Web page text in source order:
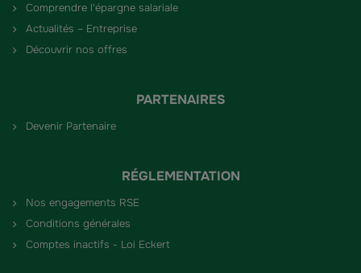
Comprendre l'épargne salariale
Actualités – Entreprise
Découvrir nos offres
PARTENAIRES
Devenir Partenaire
RÉGLEMENTATION
Nos engagements RSE
Conditions générales
Comptes inactifs - Loi Eckert